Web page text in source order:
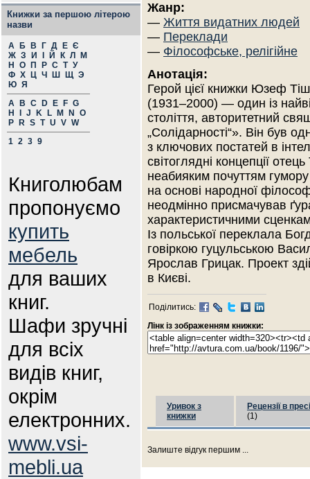
Книжки за першою літерою
назви
А Б В Г Д Е Є
Ж З И Й К Л
М
Н
О П Р С Т У
Ф Х Ц Ч Ш Щ Э
Ю Я
A
B C D E F G
H
J K L M N
O
P
R S T U V W
1 2 3 9
Книголюбам
пропонуємо
купить
мебель
для ваших
книг.
Шафи зручні
для всіх
видів книг,
окрім
електронних.
www.vsi-
mebli.ua
Жанр:
— Життя видатних людей
— Переклади
— Філософське, релігійне
Анотація:
Герой цієї книжки Юзеф
(1931–2000) — один із
століття, авторитетний
„Солідарності“». Він був
з ключових постатей в
світоглядні концепції
неабияким почуттям
на основі народної
неодмінно присмачував
характеристичними
Із польської переклала
говіркою гуцульською
Ярослав Грицак. Проект
в Києві.
Поділитись:
Лінк із зображенням книжки:
Уривок з
книжки
Рецензії в пресі
(1)
Залиште відгук першим ...